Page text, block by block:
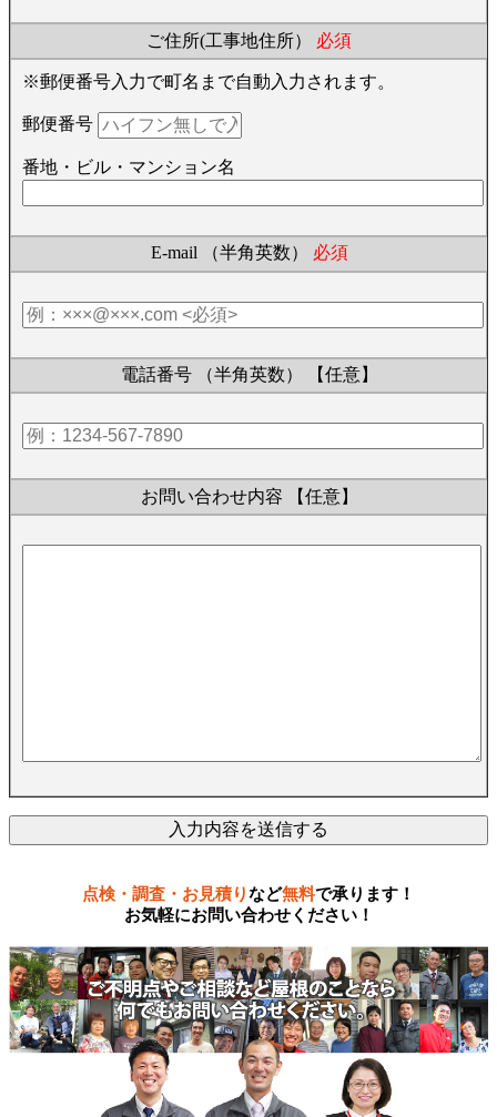
ご住所(工事地住所） 必須
※郵便番号入力で町名まで自動入力されます。
郵便番号
番地・ビル・マンション名
E-mail （半角英数） 必須
電話番号 （半角英数） 【任意】
お問い合わせ内容 【任意】
点検・調査・お見積りなど無料で承ります！
お気軽にお問い合わせください！